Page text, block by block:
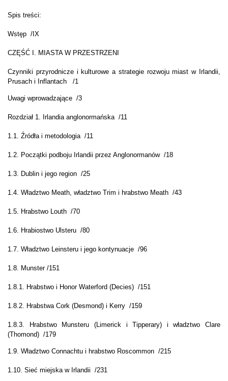
Spis treści:
Wstęp /IX
CZĘŚĆ I. MIASTA W PRZESTRZENI
Czynniki przyrodnicze i kulturowe a strategie rozwoju miast w Irlandii,
Prusach i Inflantach /1
Uwagi wprowadzające /3
Rozdział 1. Irlandia anglonormańska /11
1.1. Źródła i metodologia /11
1.2. Początki podboju Irlandii przez Anglonormanów /18
1.3. Dublin i jego region /25
1.4. Władztwo Meath, władztwo Trim i hrabstwo Meath /43
1.5. Hrabstwo Louth /70
1.6. Hrabiostwo Ulsteru /80
1.7. Władztwo Leinsteru i jego kontynuacje /96
1.8. Munster /151
1.8.1. Hrabstwo i Honor Waterford (Decies) /151
1.8.2. Hrabstwa Cork (Desmond) i Kerry /159
1.8.3. Hrabstwo Munsteru (Limerick i Tipperary) i władztwo Clare
(Thomond) /179
1.9. Władztwo Connachtu i hrabstwo Roscommon /215
1.10. Sieć miejska w Irlandii /231